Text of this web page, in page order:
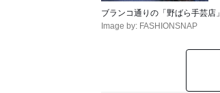
ブランコ通りの「野ばら手芸店」
Image by: FASHIONSNAP